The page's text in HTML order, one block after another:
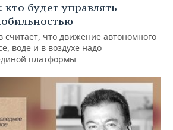
будет управлять
что движение автономного
воде и в воздухе надо
платформы